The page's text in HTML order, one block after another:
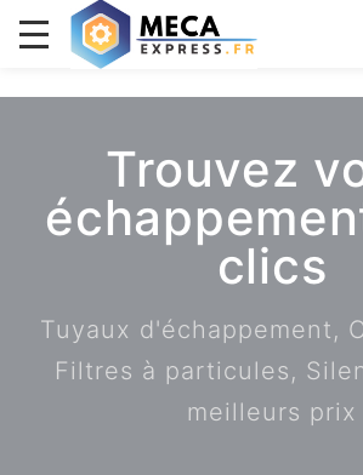
Trouvez
clics
Tuyaux d'échappement,
Filtres à particules,
meilleurs prix